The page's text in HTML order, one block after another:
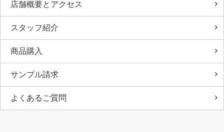
店舗概要とアクセス
スタッフ紹介
商品購入
サンプル請求
よくあるご質問